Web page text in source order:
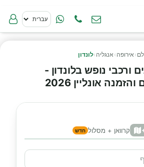
› אירופה › אנגליה ›לונדון
ורכבי נופש בלונדון -
אונליין 2026
קרוואן + מסלול חדש